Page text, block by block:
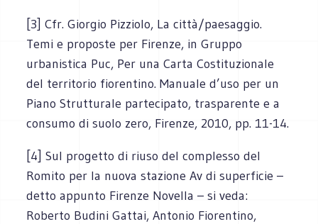
[3] Cfr. Giorgio Pizziolo, La città/paesaggio.
Temi e proposte per Firenze, in Gruppo
urbanistica Puc, Per una Carta Costituzionale
del territorio fiorentino. Manuale d’uso per un
Piano Strutturale partecipato, trasparente e a
consumo di suolo zero, Firenze, 2010, pp. 11-14.
[4] Sul progetto di riuso del complesso del
Romito per la nuova stazione Av di superficie –
detto appunto Firenze Novella – si veda:
Roberto Budini Gattai, Antonio Fiorentino,